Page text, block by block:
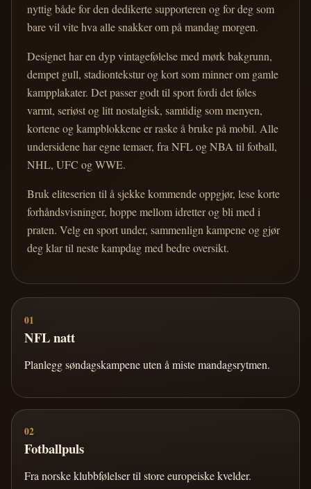
nyttig både for den dedikerte supporteren og for deg som
bare vil vite hva alle snakker om på mandag morgen.
Designet har en dyp vintagefølelse med mørk bakgrunn,
dempet gull, stadiontekstur og kort som minner om gamle
kampplakater. Det passer godt til sport fordi det føles
varmt, seriøst og litt nostalgisk, samtidig som menyen,
kortene og kampblokkene er raske å bruke på mobil. Alle
undersidene har egne temaer, fra NFL og NBA til fotball,
NHL, UFC og WWE.
Bruk eliteserien til å sjekke kommende oppgjør, lese korte
forhåndsvisninger, hoppe mellom idretter og bli med i
praten. Velg en sport under, sammenlign kampene og gjør
deg klar til neste kampdag med bedre oversikt.
01
NFL natt
Planlegg søndagskampene uten å miste mandagsrytmen.
02
Fotballpuls
Fra norske klubbfølelser til store europeiske kvelder.